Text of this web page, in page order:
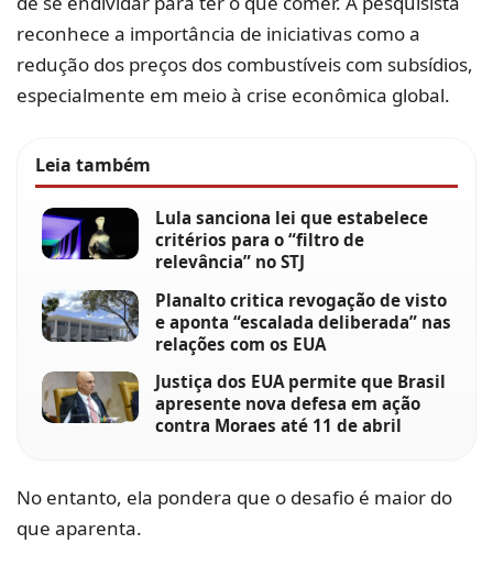
reconhece a importância de iniciativas como a
redução dos preços dos combustíveis com subsídios,
especialmente em meio à crise econômica global.
Leia também
Lula sanciona lei que estabelece
critérios para o “filtro de
relevância” no STJ
Planalto critica revogação de visto
e aponta “escalada deliberada” nas
relações com os EUA
Justiça dos EUA permite que Brasil
apresente nova defesa em ação
contra Moraes até 11 de abril
No entanto, ela pondera que o desafio é maior do
que aparenta.